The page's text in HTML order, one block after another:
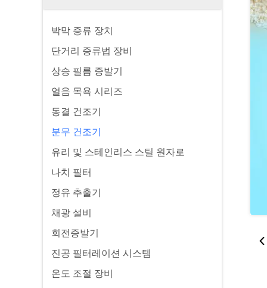
박막 증류 장치
단거리 증류법 장비
상승 필름 증발기
얼음 목욕 시리즈
동결 건조기
분무 건조기
유리 및 스테인리스 스틸 원자로
나치 필터
정유 추출기
채광 설비
회전증발기
진공 필터레이션 시스템
온도 조절 장비